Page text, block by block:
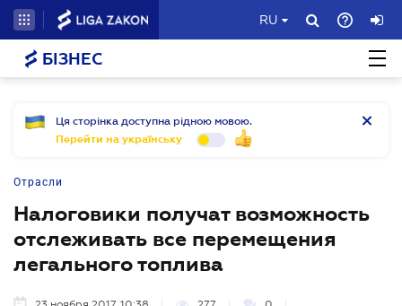
RU
БІЗНЕС
Ця сторінка доступна рідною мовою.
Перейти на українську
Отрасли
Налоговики получат возможность
отслеживать все перемещения
легального топлива